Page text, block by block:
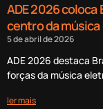
ADE 2026 coloca
centro da
5 de abril de 2026
ADE 2026 destaca
forças da música
ler mais